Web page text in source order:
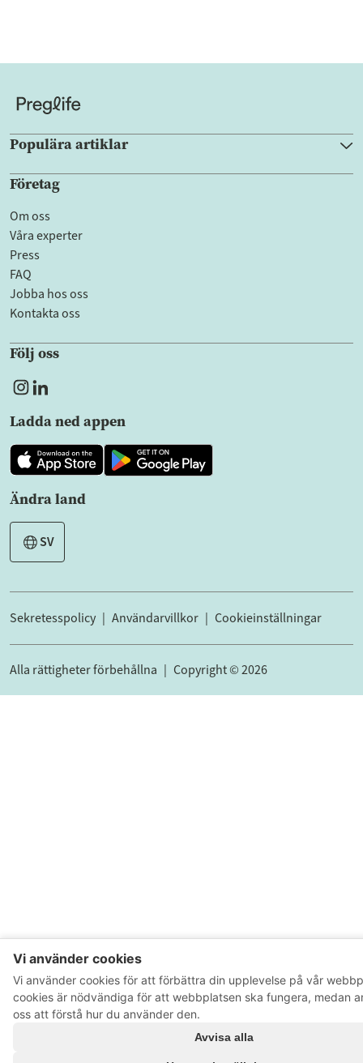
Populära artiklar
Företag
Om oss
Våra experter
Press
FAQ
Jobba hos oss
Kontakta oss
Följ oss
Ladda ned appen
Ändra land
SV
Sekretesspolicy Användarvillkor Cookieinställningar
Alla rättigheter förbehållna Copyright © 2026